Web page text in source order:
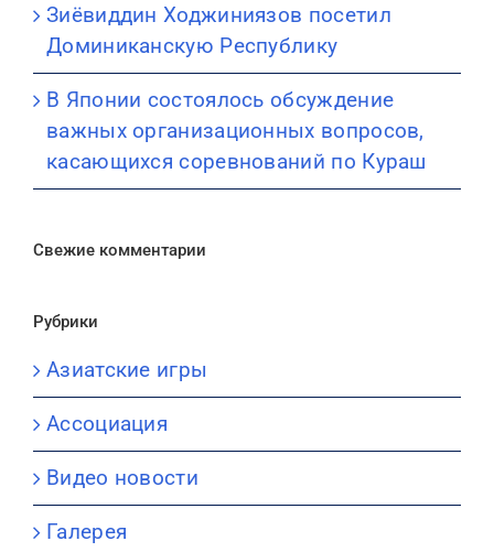
Зиёвиддин Ходжиниязов посетил
Доминиканскую Республику
В Японии состоялось обсуждение
важных организационных вопросов,
касающихся соревнований по Кураш
Свежие комментарии
Рубрики
Азиатские игры
Ассоциация
Видео новости
Галерея